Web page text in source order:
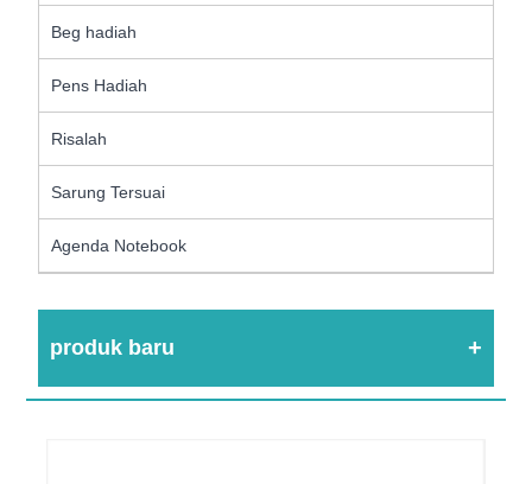
Beg hadiah
Pens Hadiah
Risalah
Sarung Tersuai
Agenda Notebook
produk baru